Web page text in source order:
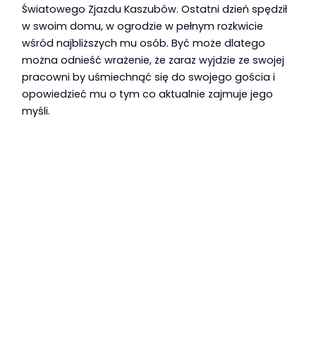
Światowego Zjazdu Kaszubów. Ostatni dzień spędził
w swoim domu, w ogrodzie w pełnym rozkwicie
wśród najbliższych mu osób. Być może dlatego
można odnieść wrażenie, że zaraz wyjdzie ze swojej
pracowni by uśmiechnąć się do swojego gościa i
opowiedzieć mu o tym co aktualnie zajmuje jego
myśli.